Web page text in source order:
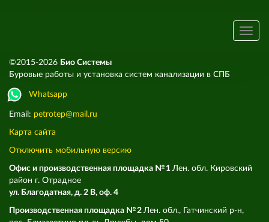
©2015-2026 Био Системы
Буровые работы и установка систем канализации в СПБ
Whatsapp
Email: petrotep@mail.ru
Карта сайта
Отключить мобильную версию
Офис и производственная площадка № 1 Лен. обл. Кировский
район г. Отрадное
ул. Благодатная, д. 2 В, оф. 4
Производственная площадка № 2 Лен. обл., Гатчинский р-н,